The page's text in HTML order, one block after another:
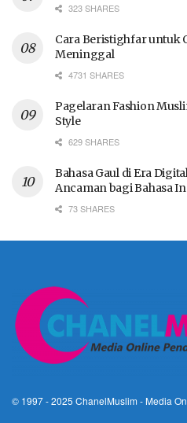
323 SHARES
Cara Beristighfar untuk
Meninggal
4731 SHARES
Pagelaran Fashion
Style
629 SHARES
Bahasa Gaul di Era
Ancaman bagi Bahasa
73 SHARES
© 1997 - 2025 ChanelMuslim - Media